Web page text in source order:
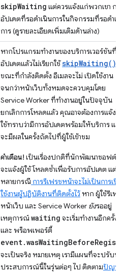
skipWaiting แต่ควรแจ้งแก่พวกเขา การ
อัปเดตที่รอดำเนินการในกิจกรรมที่รอดำเนิ
การ (ดูรายละเอียดเพิ่มเติมด้านล่าง)
หากโปรแกรมทำงานของบริการเวอร์ชันที่
อัปเดตแล้วไม่เรียกใช้skipWaiting()
ขณะที่กำลังติดตั้ง อีเมลจะไม่ เปิดใช้งาน
จนกว่าหน้าเว็บทั้งหมดจะควบคุมโดย
Service Worker ที่ทำงานอยู่ในปัจจุบัน
ยกเลิกการโหลดแล้ว คุณอาจต้องการแจ้งใ
ใช้ทราบว่ามีการอัปเดตพร้อมให้บริการ และ
จะมีผลในครั้งถัดไปที่ผู้ใช้เข้าชม
คำเตือน! เป็นเรื่องปกติที่นักพัฒนาซอฟต์แ
จะแจ้งผู้ใช้ โหลดซ้ำเพื่อรับการอัปเดต แต่ใน
หลายกรณี การรีเฟรชหน้าจะไม่เป็นการเปิด
ใช้งานผู้ปฏิบัติงานที่ติดตั้งไว้หาก ผู้ใช้รีเฟร
หน้าเว็บ และ Service Worker ยังรออยู่
เหตุการณ์waiting จะเริ่มทำงานอีกครั้ง
และ พร็อพเพอร์ตี้
จะเป็นจริง หมายเหตุ เรามีแผนที่จะปรับป
ประสบการณ์นี้ในรุ่นต่อๆ ไป ติดตามปัญหา